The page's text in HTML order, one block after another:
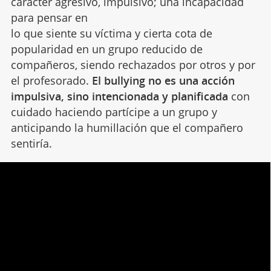
para pensar en
lo que siente su víctima y cierta cota de
popularidad en un grupo reducido de
compañeros, siendo rechazados por otros y por
el profesorado. El bullying no es una acción
impulsiva, sino intencionada y planificada con
cuidado haciendo partícipe a un grupo y
anticipando la humillación que el compañero
sentiría.